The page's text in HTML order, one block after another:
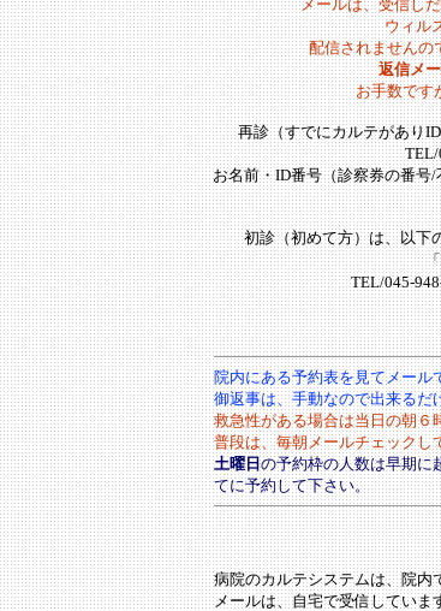
メールは、受信し
ウィル
配信されませんの
返信メ
お手数です
再診（すでにカルテがあり
TEL/
お名前・ID番号（診察券の番号
初診（初めて方）は、以下
TEL/045-
院内にある予約表を見てメール
御返事は、手動なので出来るだ
救急性がある場合は当日の朝６
普段は、毎朝メールチェックし
土曜日の予約枠の人数は早期に
てに予約して下さい。
病院のカルテシステムは、院内
メールは、自宅で受信していま